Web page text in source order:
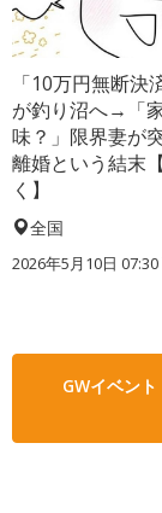
「10万円無断決
が釣り沼へ→「
味？」限界妻が
離婚という結末
く】
全国
2026年5月10日
GWイベン